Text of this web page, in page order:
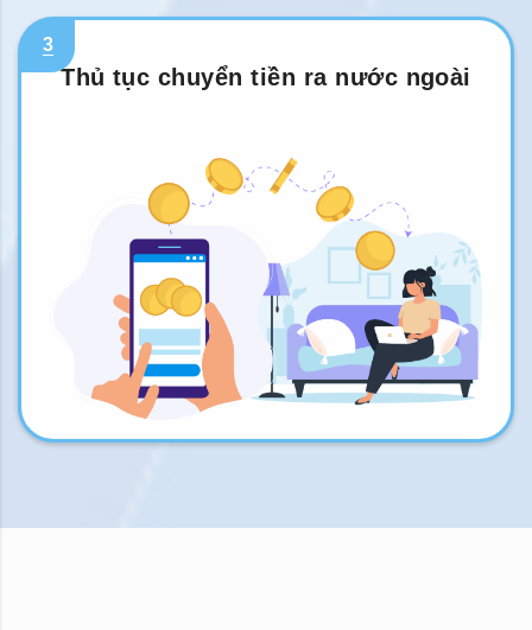
3
Thủ tục chuyển tiền ra nước ngoài